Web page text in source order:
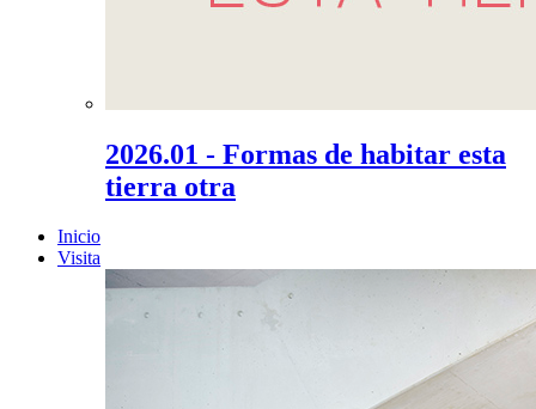
2026.01 - Formas de habitar esta
tierra otra
Inicio
Visita